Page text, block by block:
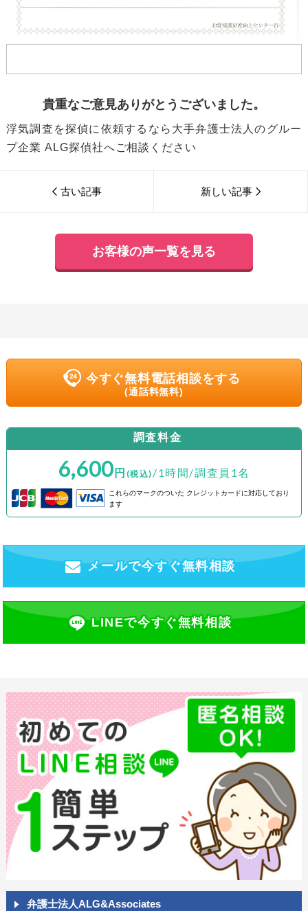
貴重なご意見ありがとうございました。
浮気調査を探偵に依頼するなら大手弁護士法人のグルー
プ企業 ALG探偵社へご相談ください
古い記事 新しい記事
お客様の声一覧を見る
今すぐ無料電話相談をする
(通話料無料)
調査料金
これらのマークのついた クレジットカードに対応しており
ます
6,600 円 (税込) /1時間/調査員1名
メールで今すぐ無料相談
LINEで今すぐ無料相談
弁護士法人ALG&Associates